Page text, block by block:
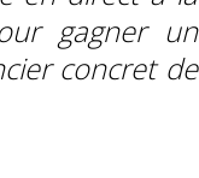
gagner un
concret de